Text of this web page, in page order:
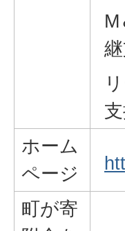
継
支
ホーム
ページ
町が寄